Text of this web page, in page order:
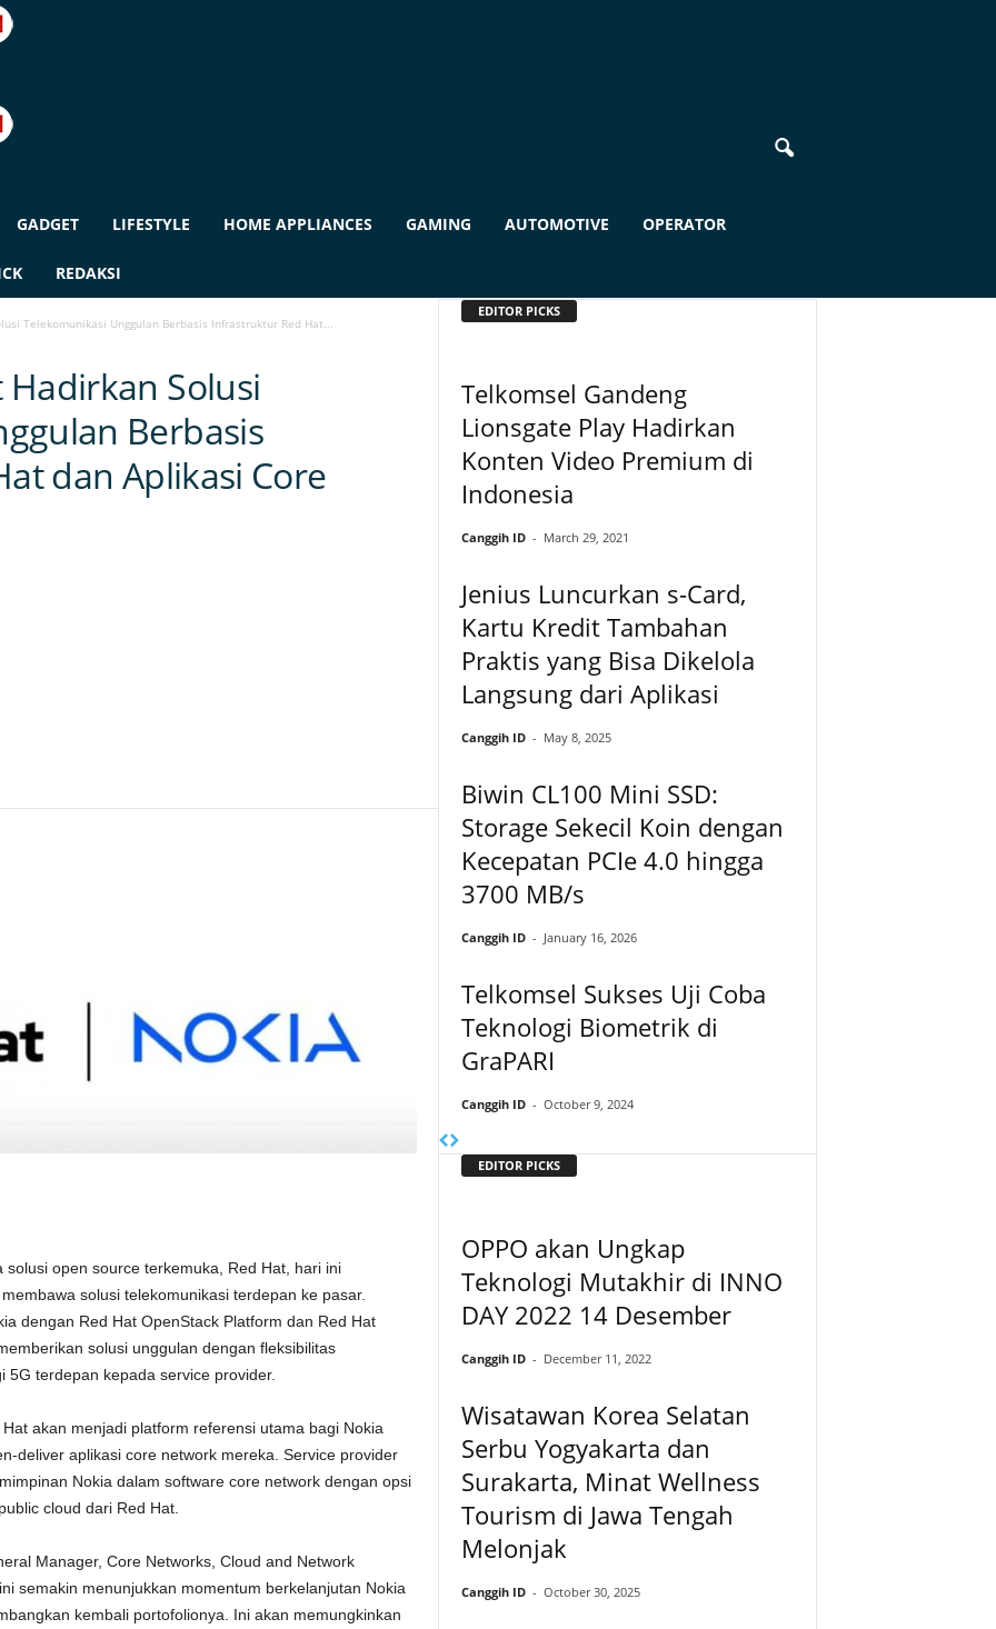
GADGET LIFESTYLE HOME APPLIANCES GAMING AUTOMOTIVE OPERATOR
REDAKSI
Telekomunikasi Unggulan Berbasis Infrastruktur Red Hat...
Solusi
Berbasis
dan Aplikasi Core
open source terkemuka, Red Hat, hari ini
solusi telekomunikasi terdepan ke pasar.
dengan Red Hat OpenStack Platform dan Red Hat
solusi unggulan dengan fleksibilitas
terdepan kepada service provider.
akan menjadi platform referensi utama bagi Nokia
deliver aplikasi core network mereka. Service provider
Nokia dalam software core network dengan opsi
cloud dari Red Hat.
Manager, Core Networks, Cloud and Network
semakin menunjukkan momentum berkelanjutan Nokia
kembali portofolionya. Ini akan memungkinkan
EDITOR PICKS
Telkomsel Gandeng
Lionsgate Play Hadirkan
Konten Video Premium di
Indonesia
Canggih ID - March 29, 2021
Jenius Luncurkan s-Card,
Kartu Kredit Tambahan
Praktis yang Bisa Dikelola
Langsung dari Aplikasi
Canggih ID - May 8, 2025
Biwin CL100 Mini SSD:
Storage Sekecil Koin dengan
Kecepatan PCIe 4.0 hingga
3700 MB/s
Canggih ID - January 16, 2026
Telkomsel Sukses Uji Coba
Teknologi Biometrik di
GraPARI
Canggih ID - October 9, 2024
EDITOR PICKS
OPPO akan Ungkap
Teknologi Mutakhir di INNO
DAY 2022 14 Desember
Canggih ID - December 11, 2022
Wisatawan Korea Selatan
Serbu Yogyakarta dan
Surakarta, Minat Wellness
Tourism di Jawa Tengah
Melonjak
Canggih ID - October 30, 2025